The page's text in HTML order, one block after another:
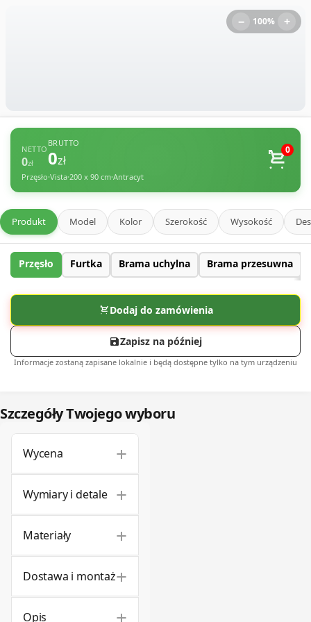
− 100% +
NETTO
0zł
BRUTTO
0zł
Przęsło•Vista•200 x 90 cm•Antracyt
0
Produkt Model Kolor Szerokość Wysokość
Przęsło Furtka Brama uchylna Brama przesuwna
Dodaj do zamówienia
Zapisz na później
Informacje zostaną zapisane lokalnie i będą dostępne tylko na tym urządzeniu
Szczegóły Twojego wyboru
Wycena +
Wymiary i detale +
Materiały +
Dostawa i montaż+
Opis